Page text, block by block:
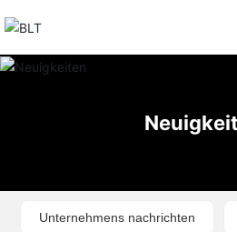
Startseite
Aluminiumlegierung
Unternehmens nachrichten